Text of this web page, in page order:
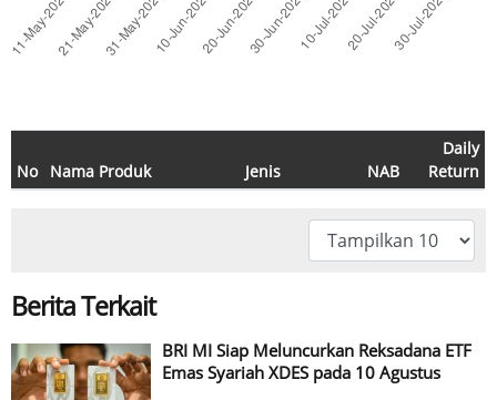
No Nama Produk Jenis NAB
Daily
Return
Berita Terkait
BRI MI Siap Meluncurkan Reksadana ETF
Emas Syariah XDES pada 10 Agustus